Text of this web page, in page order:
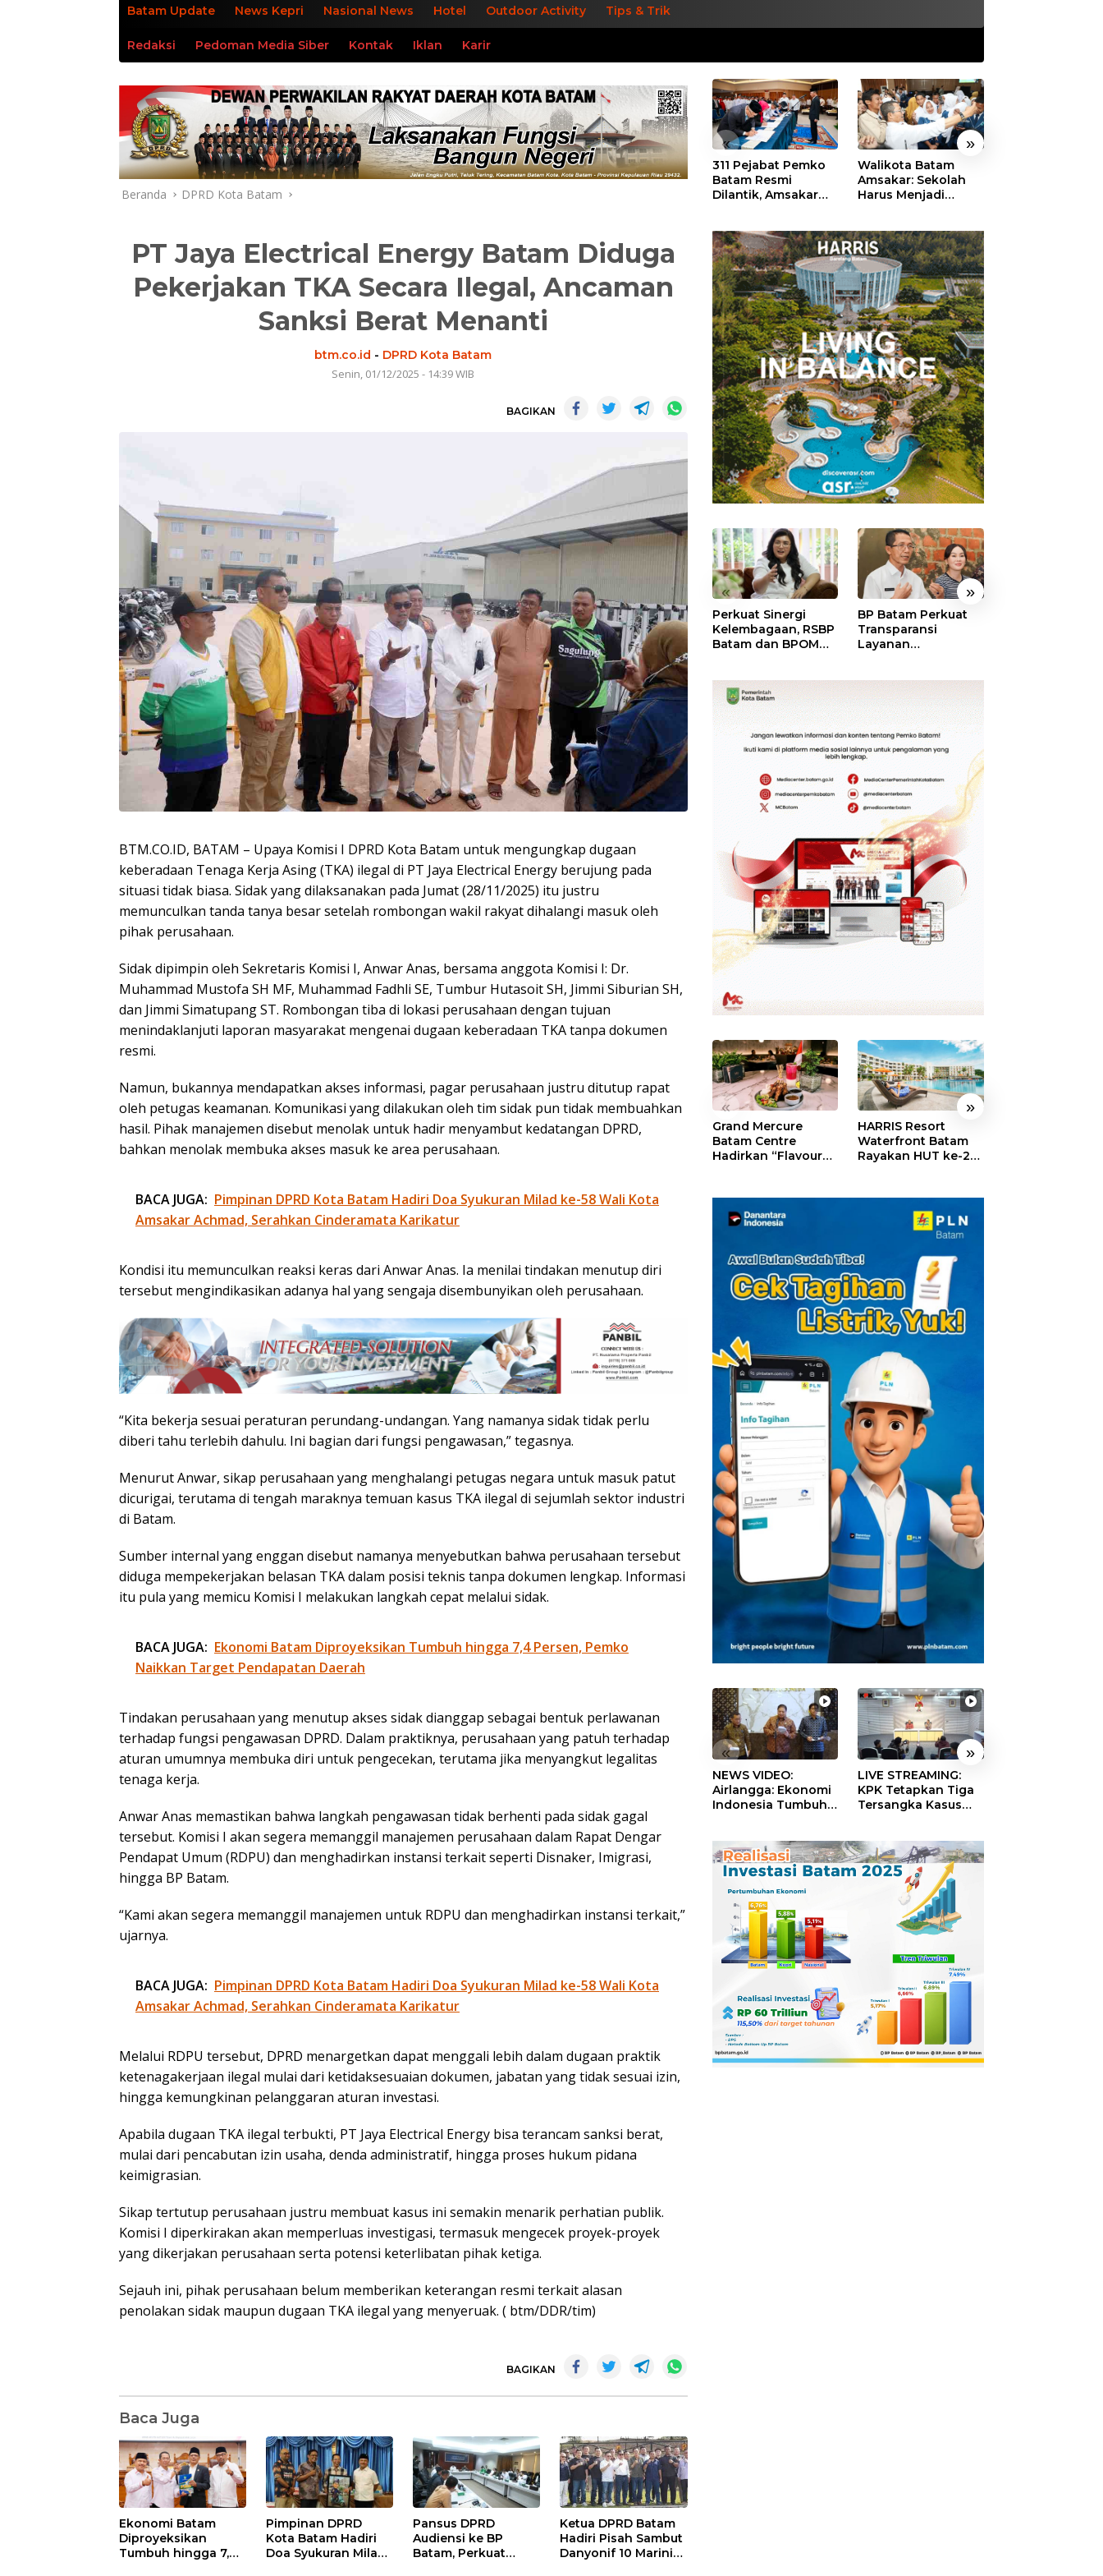
Batam Update News Kepri Nasional News Hotel Outdoor Activity Tips & Trik
Redaksi Pedoman Media Siber Kontak Iklan Karir
Beranda DPRD Kota Batam
PT Jaya Electrical Energy Batam Diduga
Pekerjakan TKA Secara Ilegal, Ancaman
Sanksi Berat Menanti
btm.co.id - DPRD Kota Batam
Senin, 01/12/2025 - 14:39 WIB
BAGIKAN
BTM.CO.ID, BATAM – Upaya Komisi I DPRD Kota Batam untuk mengungkap dugaan
keberadaan Tenaga Kerja Asing (TKA) ilegal di PT Jaya Electrical Energy berujung pada
situasi tidak biasa. Sidak yang dilaksanakan pada Jumat (28/11/2025) itu justru
memunculkan tanda tanya besar setelah rombongan wakil rakyat dihalangi masuk oleh
pihak perusahaan.
Sidak dipimpin oleh Sekretaris Komisi I, Anwar Anas, bersama anggota Komisi I: Dr.
Muhammad Mustofa SH MF, Muhammad Fadhli SE, Tumbur Hutasoit SH, Jimmi Siburian SH,
dan Jimmi Simatupang ST. Rombongan tiba di lokasi perusahaan dengan tujuan
menindaklanjuti laporan masyarakat mengenai dugaan keberadaan TKA tanpa dokumen
resmi.
Namun, bukannya mendapatkan akses informasi, pagar perusahaan justru ditutup rapat
oleh petugas keamanan. Komunikasi yang dilakukan oleh tim sidak pun tidak membuahkan
hasil. Pihak manajemen disebut menolak untuk hadir menyambut kedatangan DPRD,
bahkan menolak membuka akses masuk ke area perusahaan.
BACA JUGA: Pimpinan DPRD Kota Batam Hadiri Doa Syukuran Milad ke-58 Wali Kota
Amsakar Achmad, Serahkan Cinderamata Karikatur
Kondisi itu memunculkan reaksi keras dari Anwar Anas. Ia menilai tindakan menutup diri
tersebut mengindikasikan adanya hal yang sengaja disembunyikan oleh perusahaan.
“Kita bekerja sesuai peraturan perundang-undangan. Yang namanya sidak tidak perlu
diberi tahu terlebih dahulu. Ini bagian dari fungsi pengawasan,” tegasnya.
Menurut Anwar, sikap perusahaan yang menghalangi petugas negara untuk masuk patut
dicurigai, terutama di tengah maraknya temuan kasus TKA ilegal di sejumlah sektor industri
di Batam.
Sumber internal yang enggan disebut namanya menyebutkan bahwa perusahaan tersebut
diduga mempekerjakan belasan TKA dalam posisi teknis tanpa dokumen lengkap. Informasi
itu pula yang memicu Komisi I melakukan langkah cepat melalui sidak.
BACA JUGA: Ekonomi Batam Diproyeksikan Tumbuh hingga 7,4 Persen, Pemko
Naikkan Target Pendapatan Daerah
Tindakan perusahaan yang menutup akses sidak dianggap sebagai bentuk perlawanan
terhadap fungsi pengawasan DPRD. Dalam praktiknya, perusahaan yang patuh terhadap
aturan umumnya membuka diri untuk pengecekan, terutama jika menyangkut legalitas
tenaga kerja.
Anwar Anas memastikan bahwa langkah pengawasan tidak berhenti pada sidak gagal
tersebut. Komisi I akan segera memanggil manajemen perusahaan dalam Rapat Dengar
Pendapat Umum (RDPU) dan menghadirkan instansi terkait seperti Disnaker, Imigrasi,
hingga BP Batam.
“Kami akan segera memanggil manajemen untuk RDPU dan menghadirkan instansi terkait,”
ujarnya.
BACA JUGA: Pimpinan DPRD Kota Batam Hadiri Doa Syukuran Milad ke-58 Wali Kota
Amsakar Achmad, Serahkan Cinderamata Karikatur
Melalui RDPU tersebut, DPRD menargetkan dapat menggali lebih dalam dugaan praktik
ketenagakerjaan ilegal mulai dari ketidaksesuaian dokumen, jabatan yang tidak sesuai izin,
hingga kemungkinan pelanggaran aturan investasi.
Apabila dugaan TKA ilegal terbukti, PT Jaya Electrical Energy bisa terancam sanksi berat,
mulai dari pencabutan izin usaha, denda administratif, hingga proses hukum pidana
keimigrasian.
Sikap tertutup perusahaan justru membuat kasus ini semakin menarik perhatian publik.
Komisi I diperkirakan akan memperluas investigasi, termasuk mengecek proyek-proyek
yang dikerjakan perusahaan serta potensi keterlibatan pihak ketiga.
Sejauh ini, pihak perusahaan belum memberikan keterangan resmi terkait alasan
penolakan sidak maupun dugaan TKA ilegal yang menyeruak. ( btm/DDR/tim)
BAGIKAN
Baca Juga
Ekonomi Batam
Diproyeksikan
Tumbuh hingga 7,4
Pimpinan DPRD
Kota Batam Hadiri
Doa Syukuran Milad
Pansus DPRD
Audiensi ke BP
Batam, Perkuat
Ketua DPRD Batam
Hadiri Pisah Sambut
Danyonif 10 Marinir,
« »
311 Pejabat Pemko
Batam Resmi
Dilantik, Amsakar
Walikota Batam
Amsakar: Sekolah
Harus Menjadi
dan Berprestasi
« »
Perkuat Sinergi
Kelembagaan, RSBP
Batam dan BPOM
Obat Aman
BP Batam Perkuat
Transparansi
Layanan
Segera Hadir Melalui
LMS
« »
Grand Mercure
Batam Centre
Hadirkan “Flavours
dengan Cita Rasa
Kuliner Indonesia
HARRIS Resort
Waterfront Batam
Rayakan HUT ke-24,
24%
« »
NEWS VIDEO:
Airlangga: Ekonomi
Indonesia Tumbuh
LIVE STREAMING:
KPK Tetapkan Tiga
Tersangka Kasus
Pertamina